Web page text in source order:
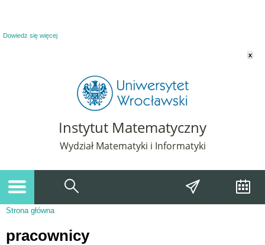
Dowiedz się więcej
x
Instytut Matematyczny
Wydział Matematyki i Informatyki
Strona główna
pracownicy